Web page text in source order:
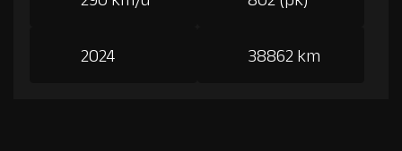
2024 38862 km